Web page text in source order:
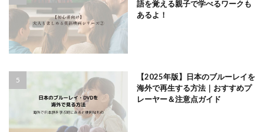
語を覚える親子で学べるワークも
あるよ！
【2025年版】日本のブルーレイを
海外で再生する方法｜おすすめプ
レーヤー＆注意点ガイド